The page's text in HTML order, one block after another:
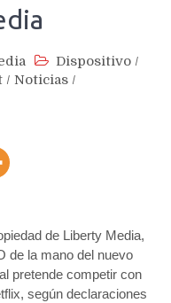
Dispositivo /
/ Noticias /
de Liberty Media,
de la mano del nuevo
pretende competir con
según declaraciones